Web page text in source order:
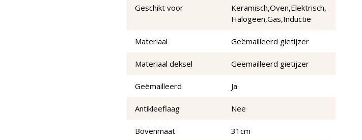
Geschikt voor
Keramisch,Oven,Elektrisch,
Halogeen,Gas,Inductie
Materiaal Geëmailleerd gietijzer
Materiaal deksel Geëmailleerd gietijzer
Geëmailleerd Ja
Antikleeflaag Nee
Bovenmaat 31cm